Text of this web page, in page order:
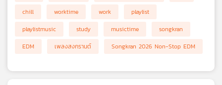
chill
worktime work
playlist
playlistmusic
study musictime
songkran
EDM
เพลงสงกรานต์ Songkran 2026 Non-Stop EDM